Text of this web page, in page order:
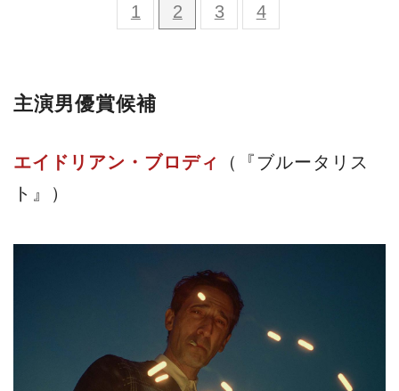
1 2 3 4
主演男優賞候補
エイドリアン・ブロディ
（『ブルータリス
ト』）